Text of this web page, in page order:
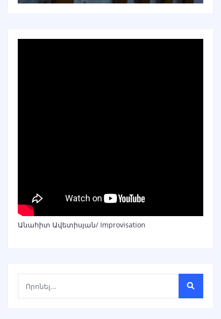
Անահիտ Ավետիսյան/ Improvisation